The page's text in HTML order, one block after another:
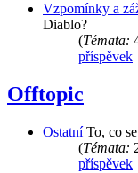
Vzpomínky a
Diablo?
(Témata:
příspěvek
Offtopic
Ostatní To, co
(Témata:
příspěvek